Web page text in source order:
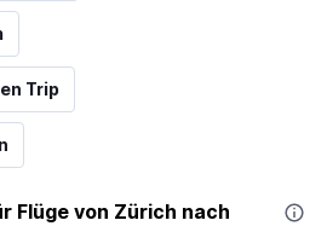
Trip
Flüge von Zürich nach